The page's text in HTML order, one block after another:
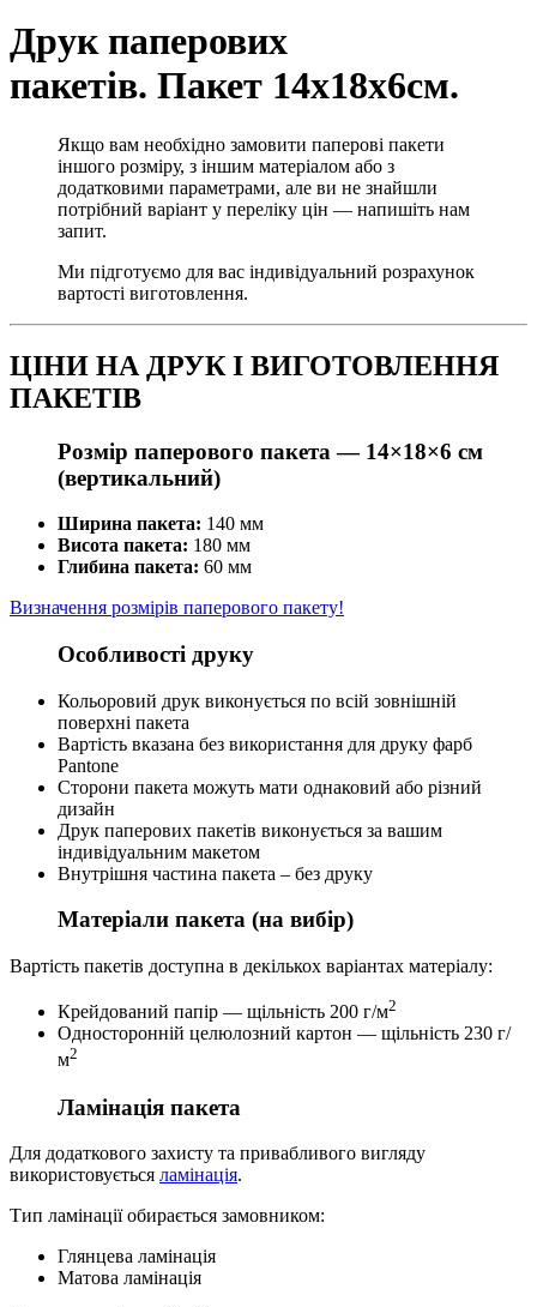
Друк паперових
пакетів. Пакет 14х18х6см.
Якщо вам необхідно замовити паперові пакети
іншого розміру, з іншим матеріалом або з
додатковими параметрами, але ви не знайшли
потрібний варіант у переліку цін — напишіть нам
запит.
Ми підготуємо для вас індивідуальний розрахунок
вартості виготовлення.
ЦІНИ НА ДРУК І ВИГОТОВЛЕННЯ
ПАКЕТІВ
Розмір паперового пакета — 14×18×6 см
(вертикальний)
Ширина пакета: 140 мм
Висота пакета: 180 мм
Глибина пакета: 60 мм
Визначення розмірів паперового пакету!
Особливості друку
Кольоровий друк виконується по всій зовнішній
поверхні пакета
Вартість вказана без використання для друку фарб
Pantone
Сторони пакета можуть мати однаковий або різний
дизайн
Друк паперових пакетів виконується за вашим
індивідуальним макетом
Внутрішня частина пакета – без друку
Матеріали пакета (на вибір)
Вартість пакетів доступна в декількох варіантах матеріалу:
Крейдований папір — щільність 200 г/м2
Односторонній целюлозний картон — щільність 230 г/
м2
Ламінація пакета
Для додаткового захисту та привабливого вигляду
використовується ламінація.
Тип ламінації обирається замовником:
Глянцева ламінація
Матова ламінація